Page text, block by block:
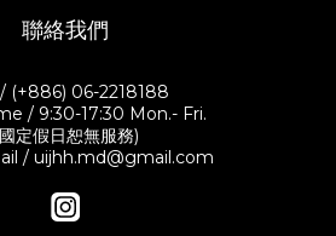
聯絡我們
(+886) 06-2218188
/ 9:30-17:30 Mon.- Fri.
定假日恕無服務)
/ uijhh.md@gmail.com